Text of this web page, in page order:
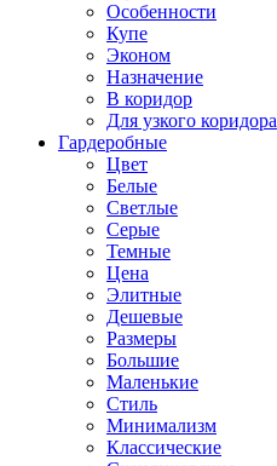
Особенности
Купе
Эконом
Назначение
В коридор
Для узкого коридора
Гардеробные
Цвет
Белые
Светлые
Серые
Темные
Цена
Элитные
Дешевые
Размеры
Большие
Маленькие
Стиль
Минимализм
Классические